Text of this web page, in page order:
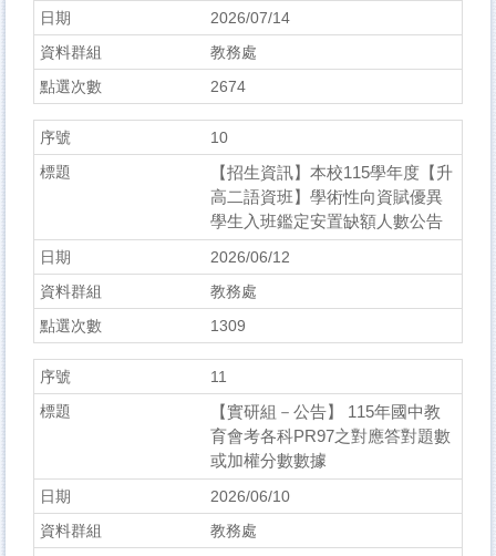
2026/07/14
教務處
2674
10
【招生資訊】本校115學年度【升
高二語資班】學術性向資賦優異
學生入班鑑定安置缺額人數公告
2026/06/12
教務處
1309
11
【實研組－公告】 115年國中教
育會考各科PR97之對應答對題數
或加權分數數據
2026/06/10
教務處